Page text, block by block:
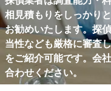
相見積もりをしっかり
お勧めいたします。探
当性なども厳格に審査
をご紹介可能です。会
合わせください。